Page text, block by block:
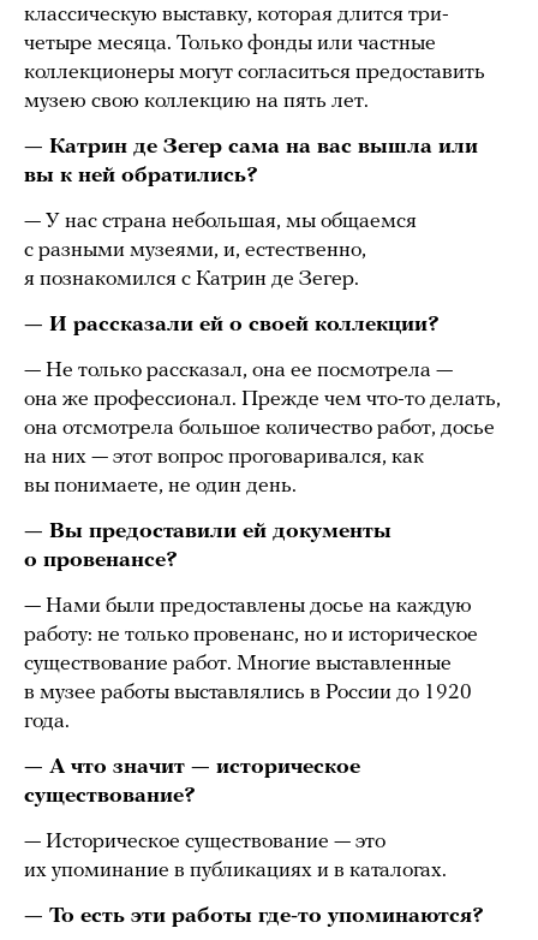
классическую выставку, которая длится три-
четыре месяца. Только фонды или частные
коллекционеры могут согласиться предоставить
музею свою коллекцию на пять лет.
— Катрин де Зегер сама на вас вышла или
вы к ней обратились?
— У нас страна небольшая, мы общаемся
с разными музеями, и, естественно,
я познакомился с Катрин де Зегер.
— И рассказали ей о своей коллекции?
— Не только рассказал, она ее посмотрела —
она же профессионал. Прежде чем что-то делать,
она отсмотрела большое количество работ, досье
на них — этот вопрос проговаривался, как
вы понимаете, не один день.
— Вы предоставили ей документы
о провенансе?
— Нами были предоставлены досье на каждую
работу: не только провенанс, но и историческое
существование работ. Многие выставленные
в музее работы выставлялись в России до 1920
года.
— А что значит — историческое
существование?
— Историческое существование — это
их упоминание в публикациях и в каталогах.
— То есть эти работы где-то упоминаются?